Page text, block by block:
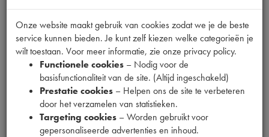
Productnummer
6660011
Prijs
59 (€ 0,49excl. btw)
Onze website maakt gebruik van cookies zodat we je de beste
service kunnen bieden. Je kunt zelf kiezen welke categorieën je
wilt toestaan. Voor meer informatie, zie onze privacy policy.
Functionele cookies – Nodig voor de
basisfunctionaliteit van de site. (Altijd ingeschakeld)
Prestatie cookies – Helpen ons de site te verbeteren
door het verzamelen van statistieken.
Targeting cookies – Worden gebruikt voor
gepersonaliseerde advertenties en inhoud.